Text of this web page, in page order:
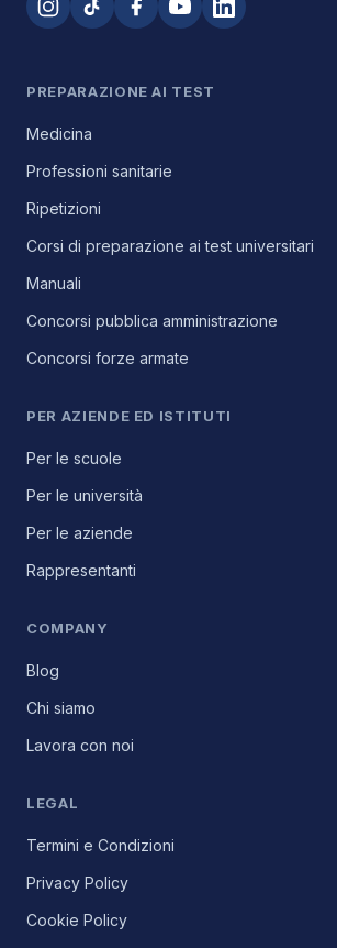
PREPARAZIONE AI TEST
Medicina
Professioni sanitarie
Ripetizioni
Corsi di preparazione ai test universitari
Manuali
Concorsi pubblica amministrazione
Concorsi forze armate
PER AZIENDE ED ISTITUTI
Per le scuole
Per le università
Per le aziende
Rappresentanti
COMPANY
Blog
Chi siamo
Lavora con noi
LEGAL
Termini e Condizioni
Privacy Policy
Cookie Policy